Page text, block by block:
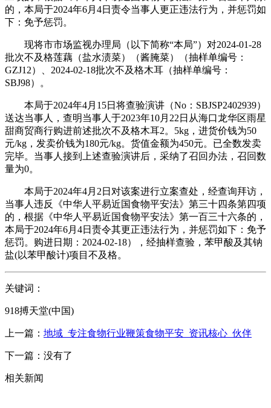
的，本局于2024年6月4日责令当事人更正违法行为，并惩罚如
下：免予惩罚。
现将市市场监视办理局（以下简称“本局”）对2024-01-28
批次不及格莲藕（盐水渍菜）（酱腌菜）（抽样单编号：
GZJ12）、2024-02-18批次不及格木耳（抽样单编号：
SBJ98）。
本局于2024年4月15日将查验演讲（No：SBJSP2402939）
送达当事人，查明当事人于2023年10月22日从海口龙华区雨星
甜商贸商行购进前述批次不及格木耳2。5kg，进货价钱为50
元/kg，发卖价钱为180元/kg。货值金额为450元。已全数发卖
完毕。当事人接到上述查验演讲后，采纳了召回办法，召回数
量为0。
本局于2024年4月2日对该案进行立案查处，经查询拜访，
当事人违反《中华人平易近国食物平安法》第三十四条第四项
的，根据《中华人平易近国食物平安法》第一百三十六条的，
本局于2024年6月4日责令其更正违法行为，并惩罚如下：免予
惩罚。购进日期：2024-02-18），经抽样查验，苯甲酸及其钠
盐(以苯甲酸计)项目不及格。
关键词：
918搏天堂(中国)
上一篇： 地域_专注食物行业鞭策食物平安_资讯核心_伙伴
下一篇：没有了
相关新闻